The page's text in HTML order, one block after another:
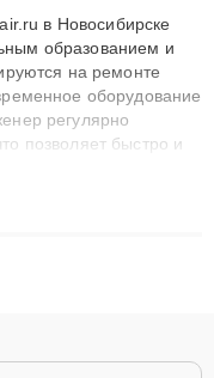
в Новосибирске
образованием и
на ремонте
оборудование
регулярно
позволяет быстро и
решают